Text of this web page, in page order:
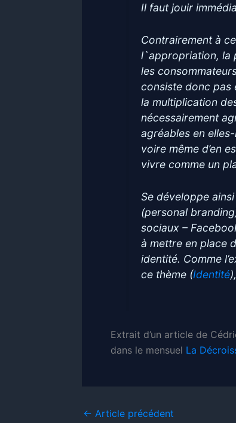
Il faut jouir
Contrairement à
l`appropriation, la
les
consiste donc pas
la multiplication
nécessairement
agréables en elles-
voire même d’en
vivre comme un
Se développe
(personal
sociaux –
à mettre en place
identité. Comme
ce thème (Identité
Extrait d’un article de
dans le mensuel La
← Article précédent